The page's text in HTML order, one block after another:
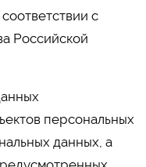
с
Российской
персональных
данных, а